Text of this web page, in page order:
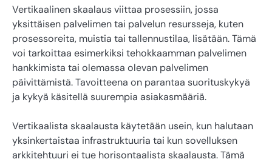
Vertikaalinen skaalaus viittaa prosessiin, jossa
yksittäisen palvelimen tai palvelun resursseja, kuten
prosessoreita, muistia tai tallennustilaa, lisätään. Tämä
voi tarkoittaa esimerkiksi tehokkaamman palvelimen
hankkimista tai olemassa olevan palvelimen
päivittämistä. Tavoitteena on parantaa suorituskykyä
ja kykyä käsitellä suurempia asiakasmääriä.
Vertikaalista skaalausta käytetään usein, kun halutaan
yksinkertaistaa infrastruktuuria tai kun sovelluksen
arkkitehtuuri ei tue horisontaalista skaalausta. Tämä